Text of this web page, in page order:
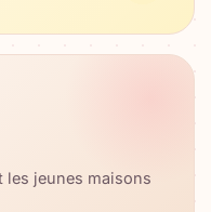
les jeunes maisons